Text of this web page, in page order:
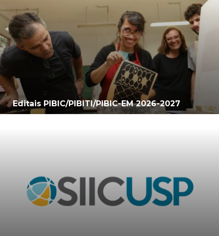
Editais PIBIC/PIBITI/PIBIC-EM 2026-2027